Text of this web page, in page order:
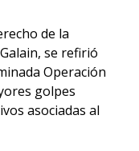
de la
se refirió
Operación
golpes
asociadas al